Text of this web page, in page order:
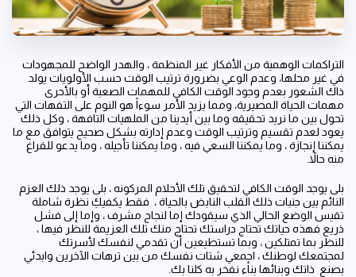
التراكمات الوهمية من الأفكار غير المنظمة ، والهدر الواضح للمجهودات
في غير محلها، وعدم الوعي بضرورة ترتيب الوقت حسب الأولويات يولد
ذاك الشعور بعدم وجود الوقت الكافي للمهمات الصعبة أو بالأحرى
مهمات الحياة المصيرية، ومما يزيد الأمر سوءاً هو النوم على التفهات التي
تحول بين ما نريد تحقيقه وما بين أيدينا من الملهيات التافهة ، وكل ذلك
يعود لعدم تقسيم وترتيب الوقت وعدم إدارته بشكل صحيح يتوافق مع ما
يمكننا إنجازة ، وما يمكننا السعي فيه ، وما يمكننا تأجيله ، وما يدعو للفراغ
منه حالاً.
بلى يوجد الوقت الكافي لتحقيق تلك الأحلام المركونه ، بلى يوجد ذلك العزم
النائم بين جنبات ذلك القلب النابض بالحياة ، فقط يكفيكِ نظرة شاملة
تقيس الوضع الحالي الذي سيقودك إما لنجاح مشرف ، وإما إلى فشل
ذريع فهذه حياتك تحتاج دراستك تحتاج منك تلك العزيمة للنظر فيها ،
للنظر بما تمتلكين ، وبما تستطيعين أن تقدمي لنفسك لأسرتك
لمجتمعك لوطنك ، اجمعي شتات نفسك من بين ترهات الآخرين وابدئي
بصنع ذاتك وبنائها بناًء نفخر به كلنا بك.